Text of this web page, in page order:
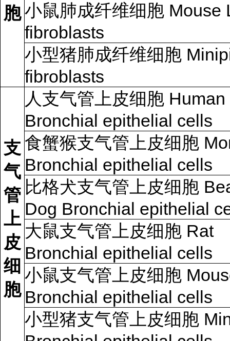
胞小鼠肺成纤维细胞 Mouse
fibroblasts
小型猪肺成纤维细胞
fibroblasts
支
气
管
上
皮
细
胞
人支气管上皮细胞 Human
Bronchial epithelial cells
食蟹猴支气管上皮细胞
Bronchial epithelial cells
比格犬支气管上皮细胞
Dog Bronchial epithelial
大鼠支气管上皮细胞 Rat
Bronchial epithelial cells
小鼠支气管上皮细胞
Bronchial epithelial cells
小型猪支气管上皮细胞